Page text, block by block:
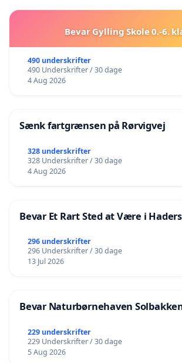
Bevar Gylling Skole 0.-6.
490 underskrifter
490 Underskrifter / 30 dage
4 Aug 2026
Sænk fartgrænsen på Rørvigvej
328 underskrifter
328 Underskrifter / 30 dage
4 Aug 2026
Bevar Et Rart Sted at Være i
296 underskrifter
296 Underskrifter / 30 dage
13 Jul 2026
Bevar Naturbørnehaven
229 underskrifter
229 Underskrifter / 30 dage
5 Aug 2026